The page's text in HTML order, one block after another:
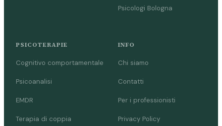
Psicologi Bologna
PSICOTERAPIE
Cognitivo comportamentale
Psicoanalisi
EMDR
Terapia di coppia
INFO
Chi siamo
Contatti
Per i professionisti
Privacy Policy